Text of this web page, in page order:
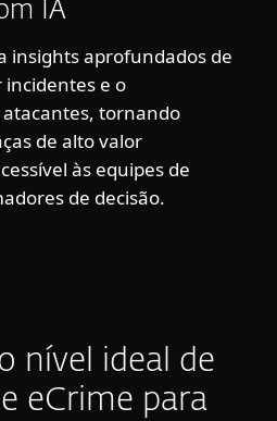
IA
insights aprofundados de
incidentes e o
tornando
de alto valor
às equipes de
de decisão.
nível ideal de
eCrime para